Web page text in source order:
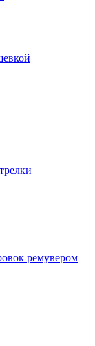
ремувером